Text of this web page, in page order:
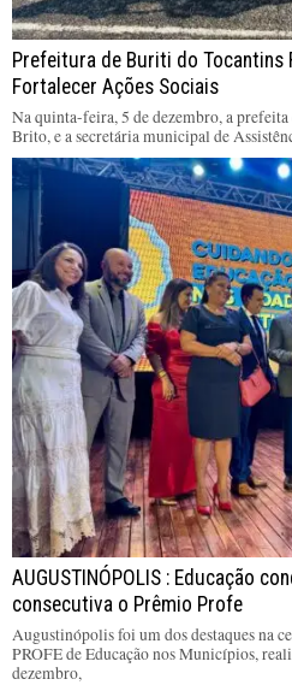
Prefeitura de Buriti do Tocantins
Fortalecer Ações Sociais
Na quinta-feira, 5 de dezembro, a
Brito, e a secretária municipal de
AUGUSTINÓPOLIS : Educação
consecutiva o Prêmio Profe
Augustinópolis foi um dos destaques na
PROFE de Educação nos Municípios,
dezembro,